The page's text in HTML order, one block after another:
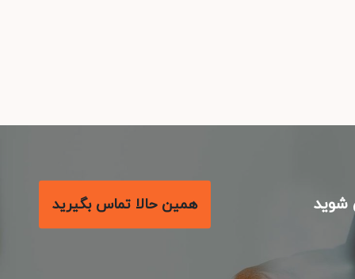
همین حالا تماس بگیرید